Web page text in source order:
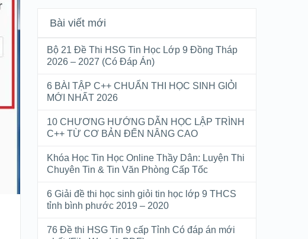
Bài viết mới
Bộ 21 Đề Thi HSG Tin Học Lớp 9 Đồng Tháp
2026 – 2027 (Có Đáp Án)
6 BÀI TẬP C++ CHUẨN THI HỌC SINH GIỎI
MỚI NHẤT 2026
10 CHƯƠNG HƯỚNG DẪN HỌC LẬP TRÌNH
C++ TỪ CƠ BẢN ĐẾN NÂNG CAO
Khóa Học Tin Học Online Thầy Dân: Luyện Thi
Chuyên Tin & Tin Văn Phòng Cấp Tốc
6 Giải đề thi học sinh giỏi tin học lớp 9 THCS
tỉnh bình phước 2019 – 2020
76 Đề thi HSG Tin 9 cấp Tỉnh Có đáp án mới